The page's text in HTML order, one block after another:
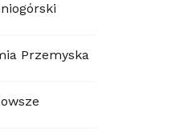
Przemyska